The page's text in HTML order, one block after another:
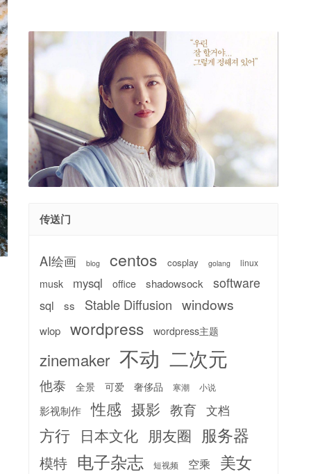
传送门
AI绘画 blog centos cosplay golang linux
musk mysql office shadowsock software
sql ss Stable Diffusion windows
wlop wordpress wordpress主题
zinemaker 不动 二次元
他泰 全景 可爱 奢侈品 寒潮 小说
影视制作 性感 摄影 教育 文档
方行 日本文化 朋友圈 服务器
模特 电子杂志 短视频 空乘 美女